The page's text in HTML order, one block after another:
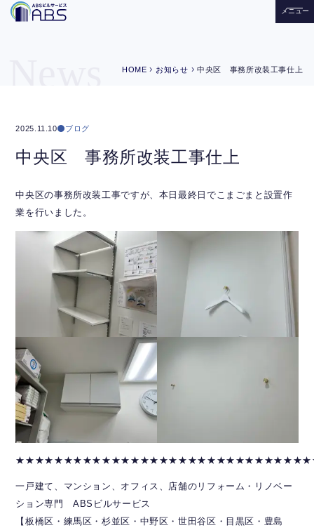
メニュー
HOME chevron_right お知らせ chevron_right中央区 事務所改装工事仕上
2025.11.10 ブログ
中央区 事務所改装工事仕上
中央区の事務所改装工事ですが、本日最終日でこまごまと設置作
業を行いました。
一戸建て、マンション、オフィス、店舗のリフォーム・リノベー
ション専門 ABSビルサービス
【板橋区・練馬区・杉並区・中野区・世田谷区・目黒区・豊島